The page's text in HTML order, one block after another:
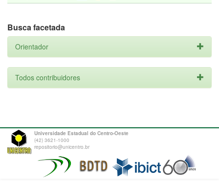
Busca facetada
Orientador
Todos contribuidores
Universidade Estadual do Centro-Oeste
(42) 3621-1000
repositorio@unicentro.br